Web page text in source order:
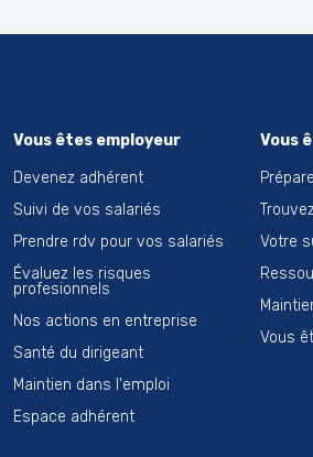
Vous êtes employeur
Devenez adhérent
Suivi de vos salariés
Prendre rdv pour vos salariés
Évaluez les risques
profesionnels
Nos actions en entreprise
Santé du dirigeant
Maintien dans l'emploi
Espace adhérent
Vous
Votre
Vous